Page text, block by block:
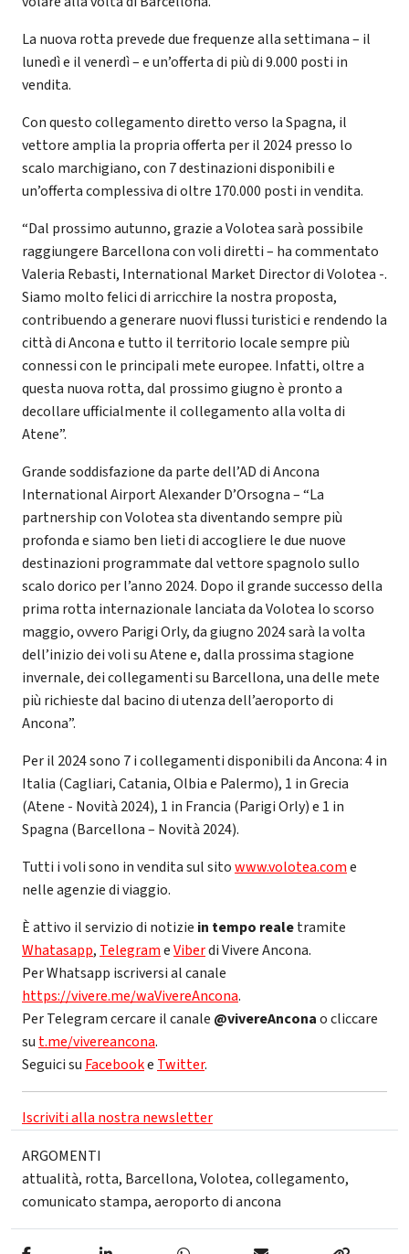
La nuova rotta prevede due frequenze alla settimana – il
lunedì e il venerdì – e un’offerta di più di 9.000 posti in
vendita.
Con questo collegamento diretto verso la Spagna, il
vettore amplia la propria offerta per il 2024 presso lo
scalo marchigiano, con 7 destinazioni disponibili e
un’offerta complessiva di oltre 170.000 posti in vendita.
“Dal prossimo autunno, grazie a Volotea sarà possibile
raggiungere Barcellona con voli diretti – ha commentato
Valeria Rebasti, International Market Director di Volotea -.
Siamo molto felici di arricchire la nostra proposta,
contribuendo a generare nuovi flussi turistici e rendendo la
città di Ancona e tutto il territorio locale sempre più
connessi con le principali mete europee. Infatti, oltre a
questa nuova rotta, dal prossimo giugno è pronto a
decollare ufficialmente il collegamento alla volta di
Atene”.
Grande soddisfazione da parte dell’AD di Ancona
International Airport Alexander D’Orsogna – “La
partnership con Volotea sta diventando sempre più
profonda e siamo ben lieti di accogliere le due nuove
destinazioni programmate dal vettore spagnolo sullo
scalo dorico per l’anno 2024. Dopo il grande successo della
prima rotta internazionale lanciata da Volotea lo scorso
maggio, ovvero Parigi Orly, da giugno 2024 sarà la volta
dell’inizio dei voli su Atene e, dalla prossima stagione
invernale, dei collegamenti su Barcellona, una delle mete
più richieste dal bacino di utenza dell’aeroporto di
Ancona”.
Per il 2024 sono 7 i collegamenti disponibili da Ancona: 4 in
Italia (Cagliari, Catania, Olbia e Palermo), 1 in Grecia
(Atene - Novità 2024), 1 in Francia (Parigi Orly) e 1 in
Spagna (Barcellona – Novità 2024).
Tutti i voli sono in vendita sul sitowww.volotea.come
nelle agenzie di viaggio.
È attivo il servizio di notizie in tempo realetramite
Whatasapp, TelegrameViberdi Vivere Ancona.
Per Whatsapp iscriversi al canale
https://vivere.me/waVivereAncona.
Per Telegram cercare il canale @vivereAnconao cliccare
su t.me/vivereancona.
Seguici su Facebooke Twitter.
Iscriviti alla nostra newsletter
ARGOMENTI
attualità, rotta, Barcellona,Volotea,collegamento,
comunicato stampa,aeroporto di ancona